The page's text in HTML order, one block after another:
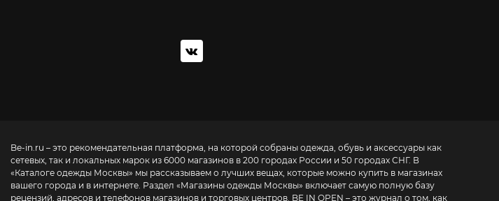
Be-in.ru – это рекомендательная платформа, на которой собраны одежда, обувь и аксессуары как
сетевых, так и локальных марок из 6000 магазинов в 200 городах России и 50 городах СНГ. В
«Каталоге одежды Москвы» мы рассказываем о лучших вещах, которые можно купить в магазинах
вашего города и в интернете. Раздел «Магазины одежды Москвы» включает самую полную базу
рецензий, адресов и телефонов магазинов и торговых центров. BE IN OPEN – это журнал о том, как